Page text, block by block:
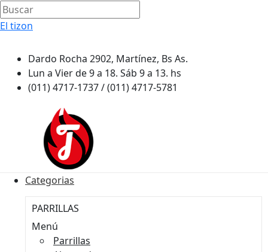
El tizon
Dardo Rocha 2902, Martínez, Bs As.
Lun a Vier de 9 a 18. Sáb 9 a 13. hs
(011) 4717-1737 / (011) 4717-5781
Categorias
PARRILLAS
Menú
Parrillas